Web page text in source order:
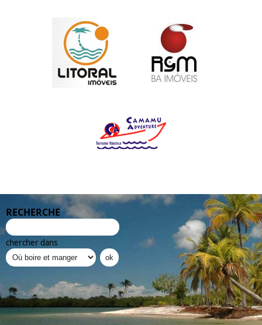
RECHERCHE
chercher dans